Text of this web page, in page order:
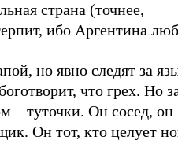
страна (точнее,
ибо Аргентина
но явно следят за
что грех. Но
– туточки. Он сосед, он
Он тот, кто целует